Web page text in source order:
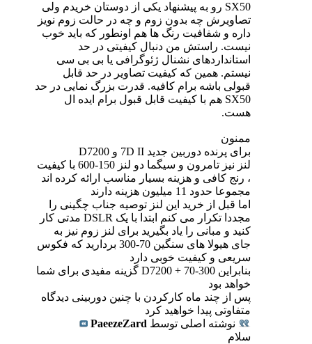
SX50 رو به پیشنهاد یکی از دوستان خریدم ولی
تصاویرش چه بدون زوم و چه در حالت زوم نویز
داره و شفافیت رنگ ها هم اونطور که باید خوب
نیست. راستش من دنبال کیفیتی در حد
استانداردهای نشنال ژئوگرافی یا بی بی سی
نیستم. همین که کیفیت تصاویر در حد قابل
قبولی باشه برام کافیه. قدرت بزرگ نمایی در حد
SX50 هم با کیفیت قابل قبول برام ایده ال
هست.
ممنون
برای پرنده دوربین جدید 7D II و D7200
لنز نیز تامرون و سیگما دو لنز 150-600 با کیفیت
، رنج کافی و هزینه بسیار مناسب ارائه کرده اند
مجموعا حدود 11 میلیون هزینه دارند
اما قبل از خرید این لنز توصیه جناب چگینی را
مجددا تکرار می کنم ابتدا با یک DSLR مدتی کار
کنید و مبانی را یاد بگیرید برای لنز زوم نیز به
جای هیولا های سنگین 70-300 بردارید که فکوس
سریعی و کیفیت خوبی دارد
بنابراین D7200 + 70-300 گزینه مفیدی برای شما
خواهد بود
پس از چند ماه کارکردن با چنین دوربینی دیدگاه
متفاوتی پیدا خواهید کرد
نوشته اصلی توسط PaeezeZard
سلام